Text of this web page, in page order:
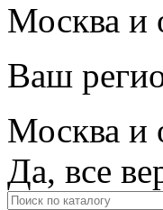
Москва и
Ваш
Москва и
Да, все